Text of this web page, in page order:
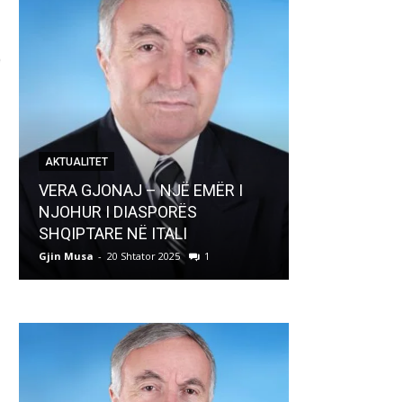
AKTUALITET
VERA GJONAJ – NJË EMËR I
NJOHUR I DIASPORËS
SHQIPTARE NË ITALI
Gjin Musa - 20 Shtator 2025 1